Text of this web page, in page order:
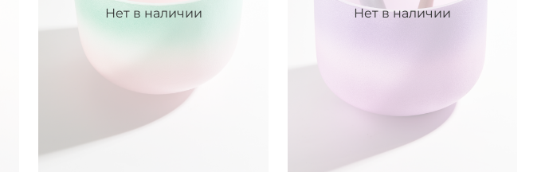
Нет в наличии Нет в наличии